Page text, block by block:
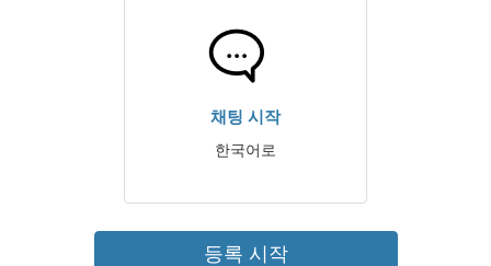
채팅 시작
한국어로
등록 시작